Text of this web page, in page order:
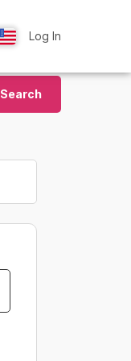
Log In
Search